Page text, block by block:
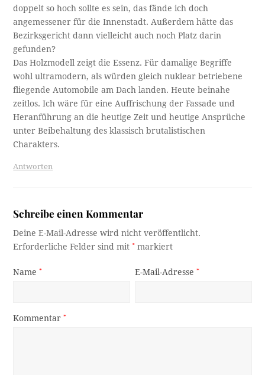
doppelt so hoch sollte es sein, das fände ich doch
angemessener für die Innenstadt. Außerdem hätte das
Bezirksgericht dann vielleicht auch noch Platz darin
gefunden?
Das Holzmodell zeigt die Essenz. Für damalige Begriffe
wohl ultramodern, als würden gleich nuklear betriebene
fliegende Automobile am Dach landen. Heute beinahe
zeitlos. Ich wäre für eine Auffrischung der Fassade und
Heranführung an die heutige Zeit und heutige Ansprüche
unter Beibehaltung des klassisch brutalistischen
Charakters.
Antworten
Schreibe einen Kommentar
Deine E-Mail-Adresse wird nicht veröffentlicht.
Erforderliche Felder sind mit* markiert
Name* E-Mail-Adresse*
Kommentar*